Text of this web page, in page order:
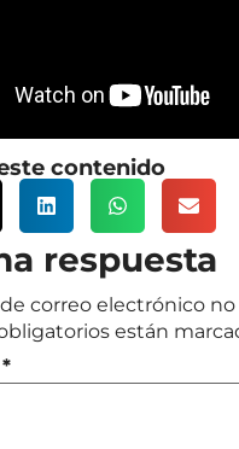
contenido
respuesta
correo electrónico no
están
*